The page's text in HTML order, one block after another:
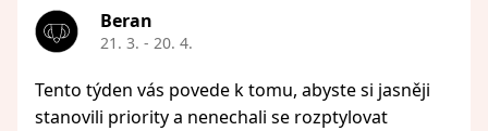
Beran
21. 3. - 20. 4.
Tento týden vás povede k tomu, abyste si jasněji
stanovili priority a nenechali se rozptylovat